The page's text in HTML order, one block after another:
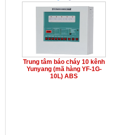
Trung tâm báo cháy 10 kênh
Yunyang (mã hàng YF-1G-
10L) ABS